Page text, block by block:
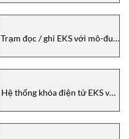
Trạm đọc / ghi EKS với mô-đun
Hệ thống khóa điện tử EKS với